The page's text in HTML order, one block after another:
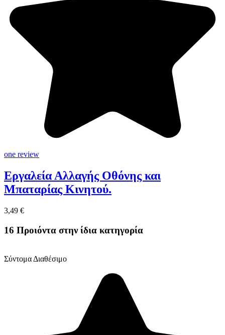
one review
Εργαλεία Αλλαγής Οθόνης και
Μπαταρίας Κινητού.
3,49 €
16 Προιόντα στην ίδια κατηγορία
Σύντομα Διαθέσιμο